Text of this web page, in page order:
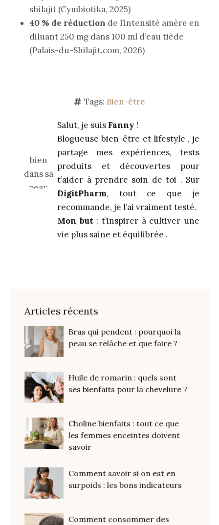
shilajit (Cymbiotika, 2025)
40 % de réduction de l’intensité amère en
diluant 250 mg dans 100 ml d’eau tiède
(Palais-du-Shilajit.com, 2026)
Tags: Bien-être
Salut, je suis Fanny !
Blogueuse bien-être et lifestyle , je
partage mes expériences, tests
produits et découvertes pour
t’aider à prendre soin de toi . Sur
DigitPharm, tout ce que je
recommande, je l’ai vraiment testé.
Mon but: t’inspirer à cultiver une
vie plus saine et équilibrée .
Articles récents
Bras qui pendent : pourquoi la
peau se relâche et que faire ?
Huile de romarin : quels sont
ses bienfaits pour la chevelure ?
Choline bienfaits : tout ce que
les femmes enceintes doivent
savoir
Comment savoir si on est en
surpoids : les bons indicateurs
Comment consommer des